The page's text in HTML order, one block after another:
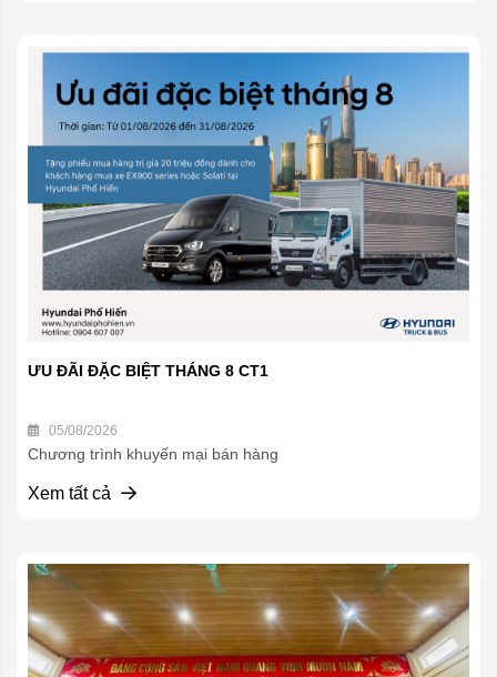
ƯU ĐÃI ĐẶC BIỆT THÁNG 8 CT1
05/08/2026
Chương trình khuyến mại bán hàng
Xem tất cả